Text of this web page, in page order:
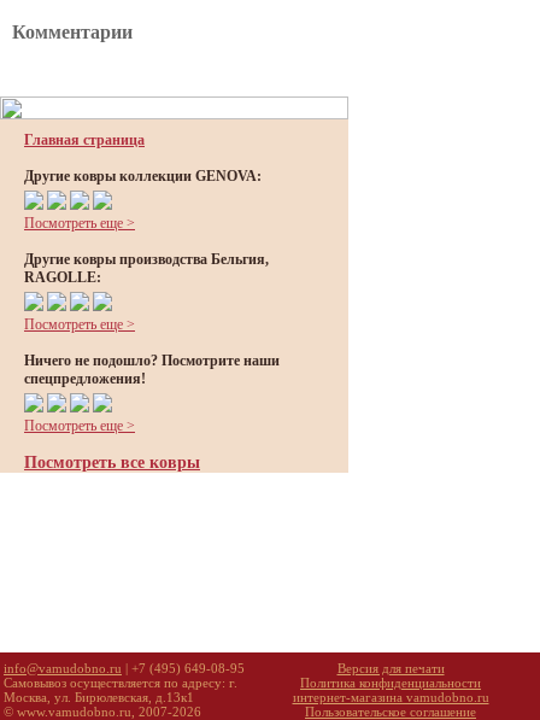
Комментарии
Главная страница
Другие ковры коллекции GENOVA:
Посмотреть еще >
Другие ковры производства Бельгия,
RAGOLLE:
Посмотреть еще >
Ничего не подошло? Посмотрите наши
спецпредложения!
Посмотреть еще >
Посмотреть все ковры
info@vamudobno.ru | +7 (495) 649-08-95
Самовывоз осуществляется по адресу: г.
Москва, ул. Бирюлевская, д.13к1
© www.vamudobno.ru, 2007-2026
Версия для печати
Политика конфиденциальности
интернет-магазина vamudobno.ru
Пользовательское соглашение